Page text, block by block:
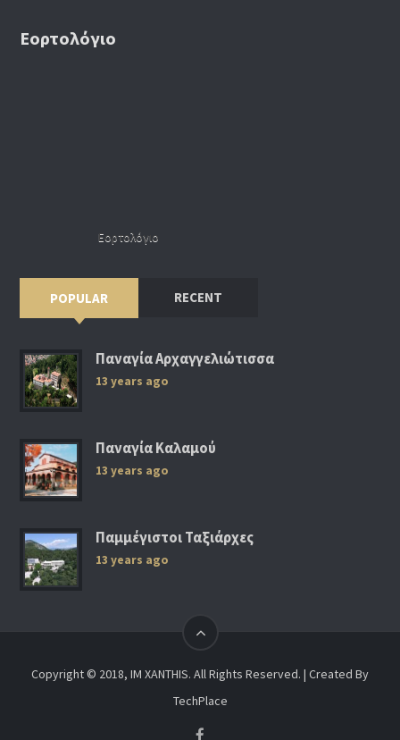
Εορτολόγιο
Εορτολόγιο
POPULAR RECENT
Παναγία Αρχαγγελιώτισσα
13 years ago
Παναγία Καλαμού
13 years ago
Παμμέγιστοι Ταξιάρχες
13 years ago
Copyright © 2018, IM XANTHIS. All Rights Reserved. | Created By
TechPlace